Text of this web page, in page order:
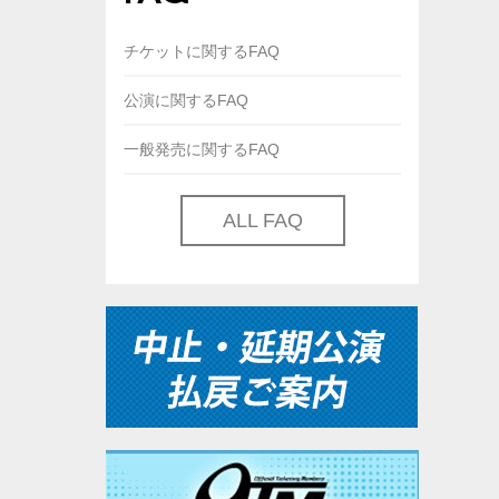
チケットに関するFAQ
公演に関するFAQ
一般発売に関するFAQ
ALL FAQ